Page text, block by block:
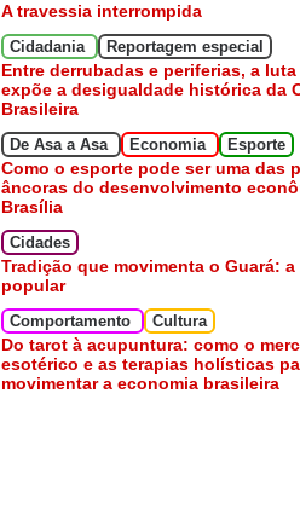
A travessia interrompida
Cidadania Reportagem especial
Entre derrubadas e periferias, a
expõe a desigualdade histórica da
Brasileira
De Asa a Asa Economia Esporte
Como o esporte pode ser uma das
âncoras do desenvolvimento
Brasília
Cidades
Tradição que movimenta o Guará:
popular
Comportamento Cultura
Do tarot à acupuntura: como o
esotérico e as terapias holísticas
movimentar a economia brasileira